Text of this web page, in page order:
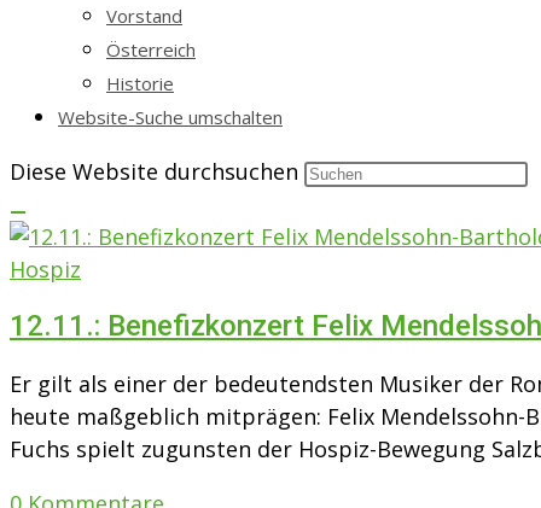
Vorstand
Österreich
Historie
Website-Suche umschalten
Diese Website durchsuchen
Hospiz
12.11.: Benefizkonzert Felix
Er gilt als einer der bedeutendsten Musiker der
heute maßgeblich mitprägen: Felix
Fuchs spielt zugunsten der Hospiz-Bewegung